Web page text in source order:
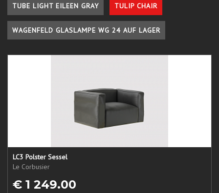
TUBE LIGHT EILEEN GRAY TULIP CHAIR
WAGENFELD GLASLAMPE WG 24 AUF LAGER
LC3 Polster Sessel
Le Corbusier
€ 1 249.00